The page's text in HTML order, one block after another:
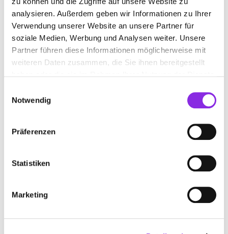
analysieren. Außerdem geben wir Informationen zu Ihrer
Verwendung unserer Website an unsere Partner für
soziale Medien, Werbung und Analysen weiter. Unsere
Partner führen diese Informationen möglicherweise mit
weiteren Daten zusammen, die Sie ihnen bereitgestellt
Notwendig
Präferenzen
Statistiken
Marketing
www.martin-seebacher.de
AUTOLACKIERUNGEN OBERLE
| 72270 Baiersbronn DE